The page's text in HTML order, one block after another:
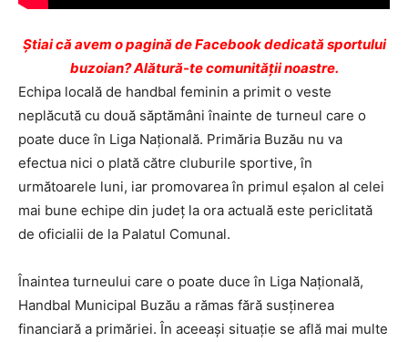
Ştiai că avem o pagină de Facebook dedicată sportului
buzoian? Alătură-te comunității noastre.
Echipa locală de handbal feminin a primit o veste
neplăcută cu două săptămâni înainte de turneul care o
poate duce în Liga Naţională. Primăria Buzău nu va
efectua nici o plată către cluburile sportive, în
următoarele luni, iar promovarea în primul eşalon al celei
mai bune echipe din judeţ la ora actuală este periclitată
de oficialii de la Palatul Comunal.
Înaintea turneului care o poate duce în Liga Naţională,
Handbal Municipal Buzău a rămas fără susţinerea
financiară a primăriei. În aceeaşi situaţie se află mai multe